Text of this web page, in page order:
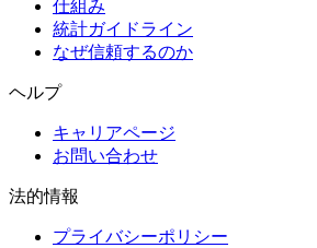
仕組み
統計ガイドライン
なぜ信頼するのか
ヘルプ
キャリアページ
お問い合わせ
法的情報
プライバシーポリシー